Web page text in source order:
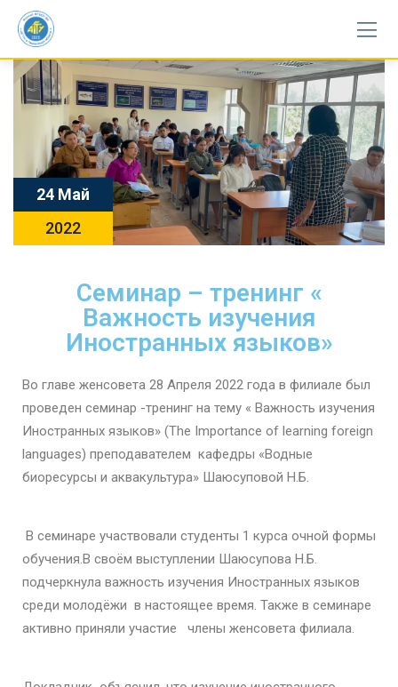
24 Май
2022
Семинар – тренинг «
Важность изучения
Иностранных языков»
Во главе женсовета 28 Апреля 2022 года в филиале был
проведен семинар -тренинг на тему « Важность изучения
Иностранных языков» (The Importance of learning foreign
languages) преподавателем кафедры «Водные
биоресурсы и аквакультура» Шаюсуповой Н.Б.
В семинаре участвовали студенты 1 курса очной формы
обучения.В своём выступлении Шаюсупова Н.Б.
подчеркнула важность изучения Иностранных языков
среди молодёжи в настоящее время. Также в семинаре
активно приняли участие члены женсовета филиала.